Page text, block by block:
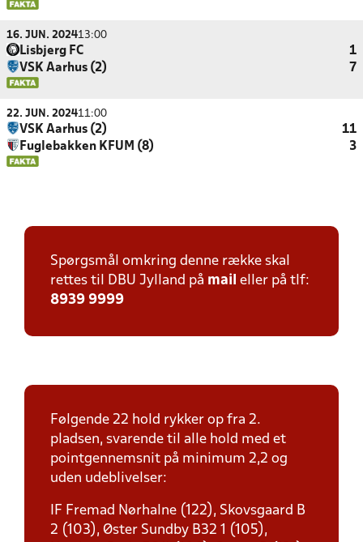
16. JUN. 202413:00
Lisbjerg FC
1
VSK Aarhus (2)
7
22. JUN. 202411:00
VSK Aarhus (2)
11
Fuglebakken KFUM (8)
3
Spørgsmål omkring denne række skal
rettes til DBU Jylland på mail eller på tlf:
8939 9999
Følgende 22 hold rykker op fra 2.
pladsen, svarende til alle hold med et
pointgennemsnit på minimum 2,2 og
uden udeblivelser:
IF Fremad Nørhalne (122), Skovsgaard B
2 (103), Øster Sundby B32 1 (105),